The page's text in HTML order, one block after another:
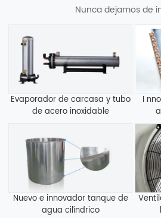
Nunca dejamos de
Evaporador de carcasa y tubo
de acero inoxidable
I
Nuevo e innovador tanque de
agua cilíndrico